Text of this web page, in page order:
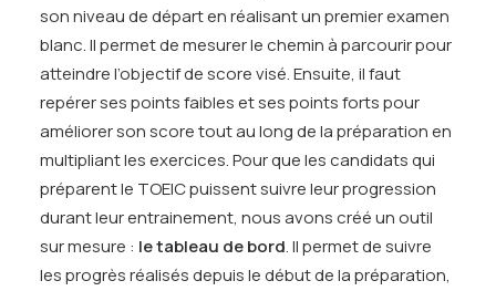
son niveau de départ en réalisant un premier examen
blanc. Il permet de mesurer le chemin à parcourir pour
atteindre l’objectif de score visé. Ensuite, il faut
repérer ses points faibles et ses points forts pour
améliorer son score tout au long de la préparation en
multipliant les exercices. Pour que les candidats qui
préparent le TOEIC puissent suivre leur progression
durant leur entrainement, nous avons créé un outil
sur mesure : le tableau de bord. Il permet de suivre
les progrès réalisés depuis le début de la préparation,